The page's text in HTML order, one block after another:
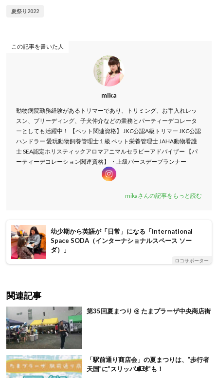
夏祭り2022
この記事を書いた人
mika
動物病院勤務経験があるトリマーであり、トリミング、お手入れレッ
スン、ブリーディング、子犬仲介などの業務とパーティーデコレータ
ーとしても活躍中！ 【ペット関連資格】 JKC公認A級トリマー JKC公認
ハンドラー 愛玩動物飼養管理士１級 ペット栄養管理士 JAHA動物看護
士 SEA認定ホリスティックアロマアニマルセラピーアドバイザー 【パ
ーティーデコレーション関連資格】 ・上級バースデープランナー
mikaさんの記事をもっと読む
幼少期から英語が「日常」になる「International
Space SODA（インターナショナルスペース ソー
ダ）」
ロコサポーター
関連記事
第35回夏まつり @ たまプラーザ中央商店街
「駅前通り商店会」の夏まつりは、”歩行者
天国”に”スリッパ卓球”も！